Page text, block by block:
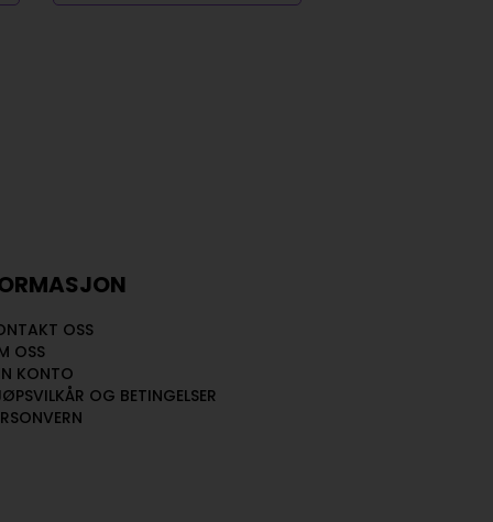
OSS
OSS
KONTO
OG BETINGELSER